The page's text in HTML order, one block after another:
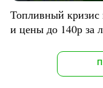
Топливный кризис
и цены до 140р за